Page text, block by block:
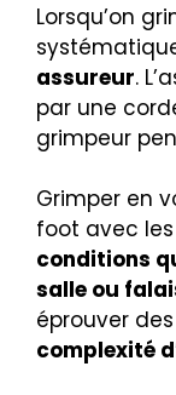
Lorsqu’on
assureur.
par une
grimpeur
Grimper en
foot avec
conditions
salle ou
éprouver
complexité